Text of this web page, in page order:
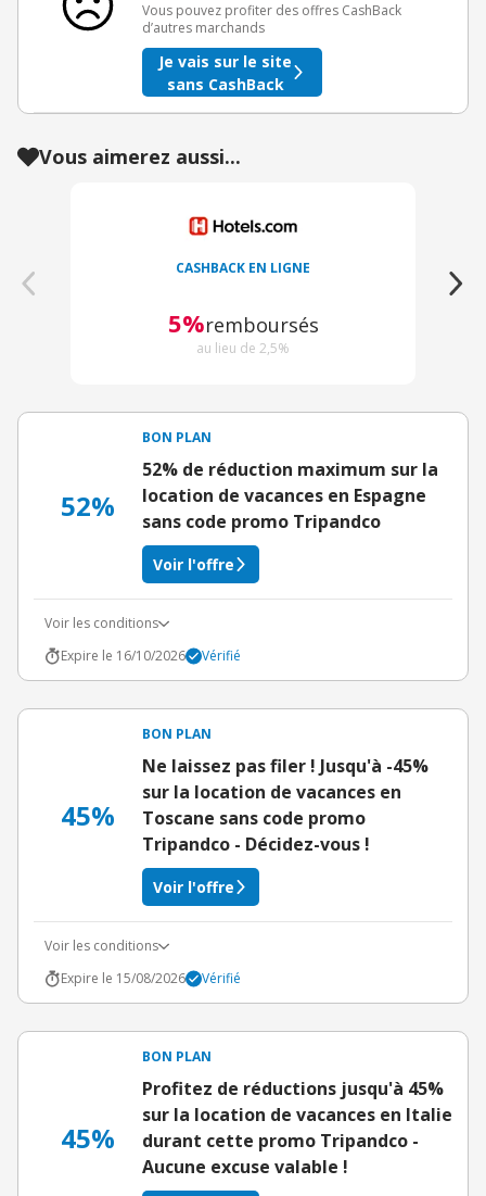
Vous pouvez profiter des offres CashBack
d’autres marchands
Je vais sur le site
sans CashBack
Vous aimerez aussi...
CASHBACK EN LIGNE
5%remboursés
au lieu de 2,5%
52%
BON PLAN
52% de réduction maximum sur la
location de vacances en Espagne
sans code promo Tripandco
Voir l'offre
Voir les conditions
Expire le 16/10/2026
Vérifié
45%
BON PLAN
Ne laissez pas filer ! Jusqu'à -45%
sur la location de vacances en
Toscane sans code promo
Tripandco - Décidez-vous !
Voir l'offre
Voir les conditions
Expire le 15/08/2026
Vérifié
45%
BON PLAN
Profitez de réductions jusqu'à 45%
sur la location de vacances en Italie
durant cette promo Tripandco -
Aucune excuse valable !